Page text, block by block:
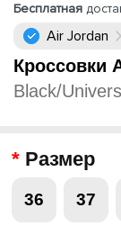
Бесплатная
Air Jordan
Кроссовки
Black/
Размер
36 37